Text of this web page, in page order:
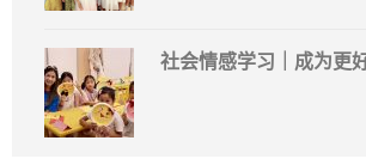
社会情感学习｜成为更